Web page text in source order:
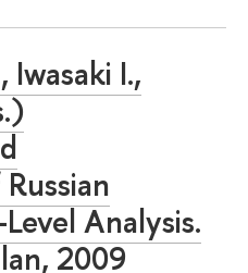
Iwasaki I.,
Analysis.
2009